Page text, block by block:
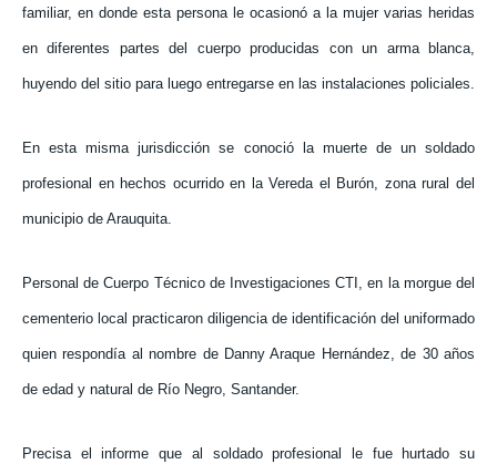
familiar, en donde esta persona le ocasionó a la mujer varias heridas
en diferentes partes del cuerpo producidas con un arma blanca,
huyendo del sitio para luego entregarse en las instalaciones policiales.
En esta misma jurisdicción se conoció la muerte de un soldado
profesional en hechos ocurrido en la Vereda el Burón, zona rural del
municipio de Arauquita.
Personal de Cuerpo Técnico de Investigaciones CTI, en la morgue del
cementerio local practicaron diligencia de identificación del uniformado
quien respondía al nombre de Danny Araque Hernández, de 30 años
de edad y natural de Río Negro, Santander.
Precisa el informe que al soldado profesional le fue hurtado su